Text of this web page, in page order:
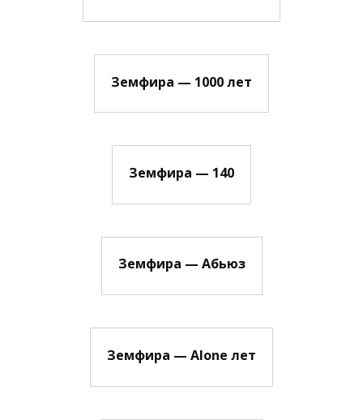
Земфира — 1000 лет
Земфира — 140
Земфира — Абьюз
Земфира — Alone лет